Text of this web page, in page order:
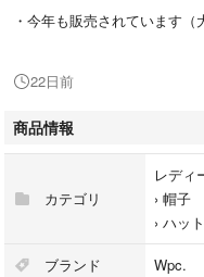
・今年も販売されています
と）、モデルさんの顔写真
・同梱できるような物を一緒
物 #ベージュ #つば #洗濯
封 #新品 #日焼け #美白 #
傘 #ピクニック #夏 #カー
22日前
商品情報
カテゴリ
レディ
› 帽子
› ハット
ブランド Wpc.